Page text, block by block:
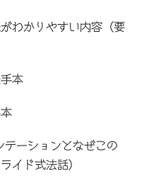
わかりやすい内容（要
本
テーションとなぜこの
イド式法話）